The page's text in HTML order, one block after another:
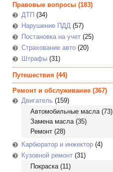
Правовые вопросы (183)
ДТП (34)
Нарушение ПДД (57)
Постановка на учет (25)
Страхование авто (20)
Штрафы (31)
Путешествия (44)
Ремонт и обслуживание (367)
Двигатель (159)
Автомобильные масла(73)
Замена масла(35)
Ремонт (28)
Карбюратор и инжектор (4)
Кузовной ремонт (31)
Покраска(11)